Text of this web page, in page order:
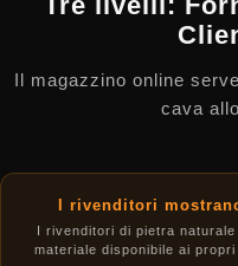
Il magazzino online
cava
I rivenditori
I rivenditori di pietra
materiale disponibile ai